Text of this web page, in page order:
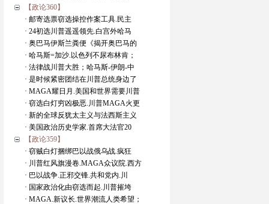
【政论360】
· 邮寄选票窃选操控作案工具.民主
· 24初选川普遥遥领先.白宫外哈马
· 奥巴马伊斯兰粪便《揭开奥巴马的
· 哈马斯=加沙.以色列不尿布林肯；
· 法律战川普大胜；哈马斯-伊朗-中
· 是时候紧密团结在川普总统身边了
· MAGA耀日月.美国和世界需要川普
· 窃选白灯穷凶极恶.川普MAGA火更
· 新的全球反犹太主义与法西斯主义
· 美国政治历史学家.首席大法官20
【政论359】
· 窃贼白灯捆绑巴以战俄乌战.疯狂
· 川普红风旗漫卷.MAGA众议院.西方
· 巴以战争.正邪交锋.共和党内.川
· 国家政治化由窃选而起.川普摧垮
· MAGA.新议长.世界潮流人类希望；